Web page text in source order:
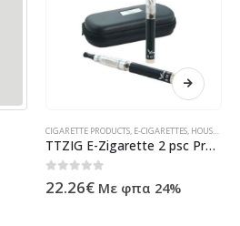
CIGARETTE PRODUCTS E-CIGARETTES HOUSEHOLD
TTZIG E-Zigarette 2 psc Proset 650mAh with bag (silver)
0out of 5
22.26€ Με φπα 24%